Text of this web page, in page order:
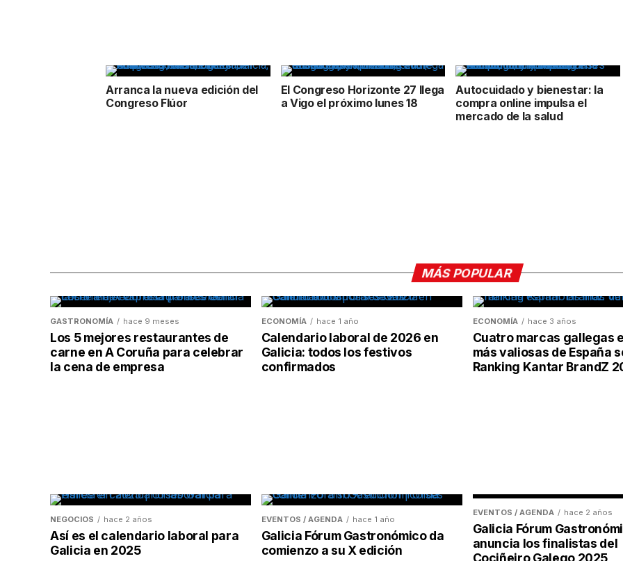
Arranca la nueva edición del
Congreso Flúor
El Congreso Horizonte 27 llega
a Vigo el próximo lunes 18
Autocuidado y bienestar: la
compra online impulsa el
mercado de la salud
MÁS POPULAR
GASTRONOMÍA hace 9 meses
Los 5 mejores restaurantes de
carne en A Coruña para celebrar
la cena de empresa
ECONOMÍA hace 1 año
Calendario laboral de 2026 en
Galicia: todos los festivos
confirmados
ECONOMÍA hace 3 años
Cuatro marcas gallegas
más valiosas de España
Ranking Kantar BrandZ
NEGOCIOS hace 2 años
Así es el calendario laboral para
Galicia en 2025
EVENTOS / AGENDA hace 1 año
Galicia Fórum Gastronómico da
comienzo a su X edición
EVENTOS / AGENDA hace 2 años
Galicia Fórum
anuncia los finalistas del
Cociñeiro Galego 2025